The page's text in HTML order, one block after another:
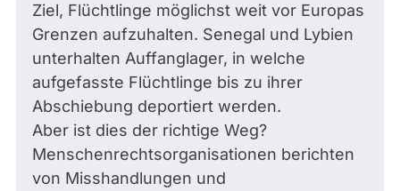
Ziel, Flüchtlinge möglichst weit vor Europas
Grenzen aufzuhalten. Senegal und Lybien
unterhalten Auffanglager, in welche
aufgefasste Flüchtlinge bis zu ihrer
Abschiebung deportiert werden.
Aber ist dies der richtige Weg?
Menschenrechtsorganisationen berichten
von Misshandlungen und